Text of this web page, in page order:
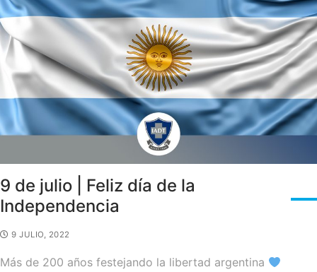
9 de julio | Feliz día de la
Independencia
9 JULIO, 2022
Más de 200 años festejando la libertad argentina